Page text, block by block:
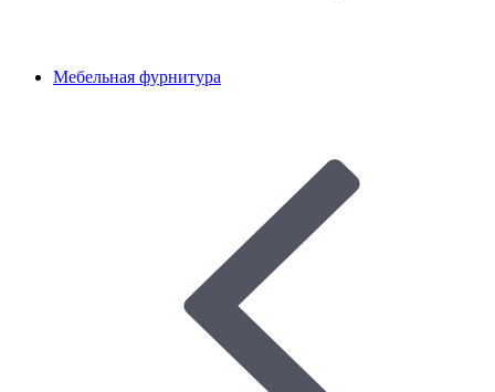
Мебельная фурнитура